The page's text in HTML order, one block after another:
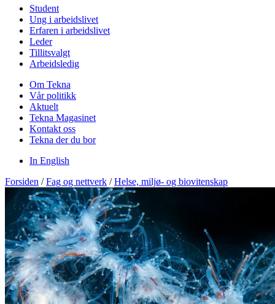
Student
Ung i arbeidslivet
Erfaren i arbeidslivet
Leder
Tillitsvalgt
Arbeidsledig
Om Tekna
Vår politikk
Aktuelt
Tekna Magasinet
Kontakt oss
Tekna der du bor
In English
Forsiden / Fag og nettverk / Helse, miljø- og biovitenskap